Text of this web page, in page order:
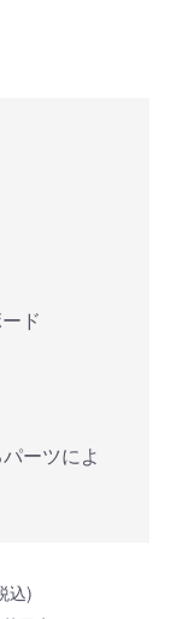
ド
ーツによ
込)